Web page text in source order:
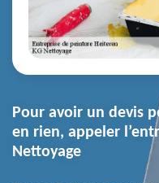
Pour avoir un devis
en rien, appeler
Nettoyage